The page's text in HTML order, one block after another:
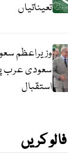
تعیناتیاں
وزیراعظم
سعودی عرب
استقبال
کریں